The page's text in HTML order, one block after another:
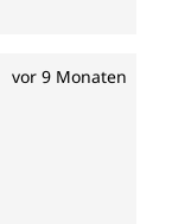
vor 9 Monaten
5 Sternen